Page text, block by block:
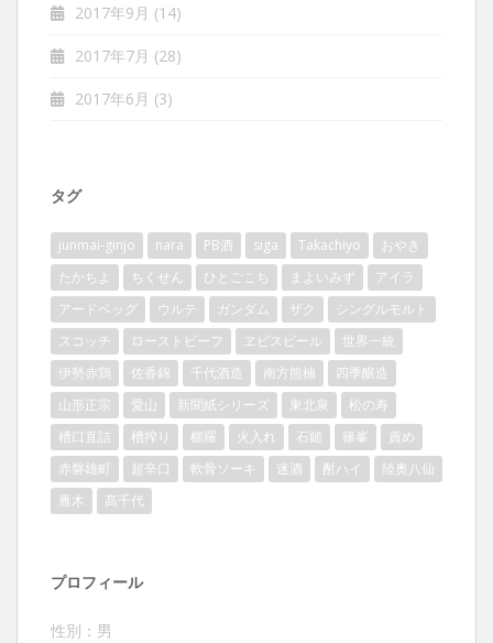
2017年9月 (14)
2017年7月 (28)
2017年6月 (3)
タグ
junmai-ginjo nara PB酒 siga Takachiyo
おやき
たかちよ
ちくせん ひとごこち まよいみず
アイラ
アードベッグ
ウルテ ガンダム ザク
シングルモルト
スコッチ
ローストビーフ ヱビスビール
世界一統
伊勢赤鶏
佐香錦 千代酒造 南方熊楠
四季醸造
山形正宗
愛山 新聞紙シリーズ 東北泉
松の寿
槽口直詰
槽搾り 櫛羅 火入れ 石鎚 篠峯
責め
赤磐雄町
超辛口 軟骨ソーキ 迷酒 酎ハイ
陸奥八仙
雁木
髙千代
プロフィール
性別：男